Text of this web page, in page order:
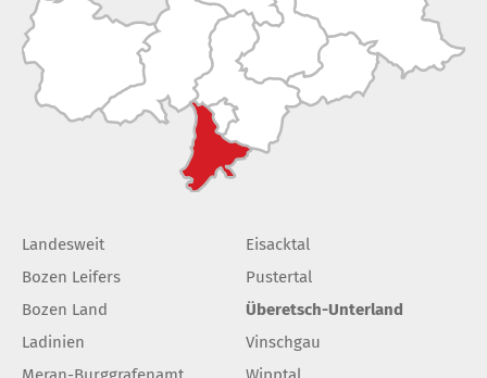
Landesweit
Bozen Leifers
Bozen Land
Ladinien
Eisacktal
Pustertal
Überetsch-Unterland
Vinschgau